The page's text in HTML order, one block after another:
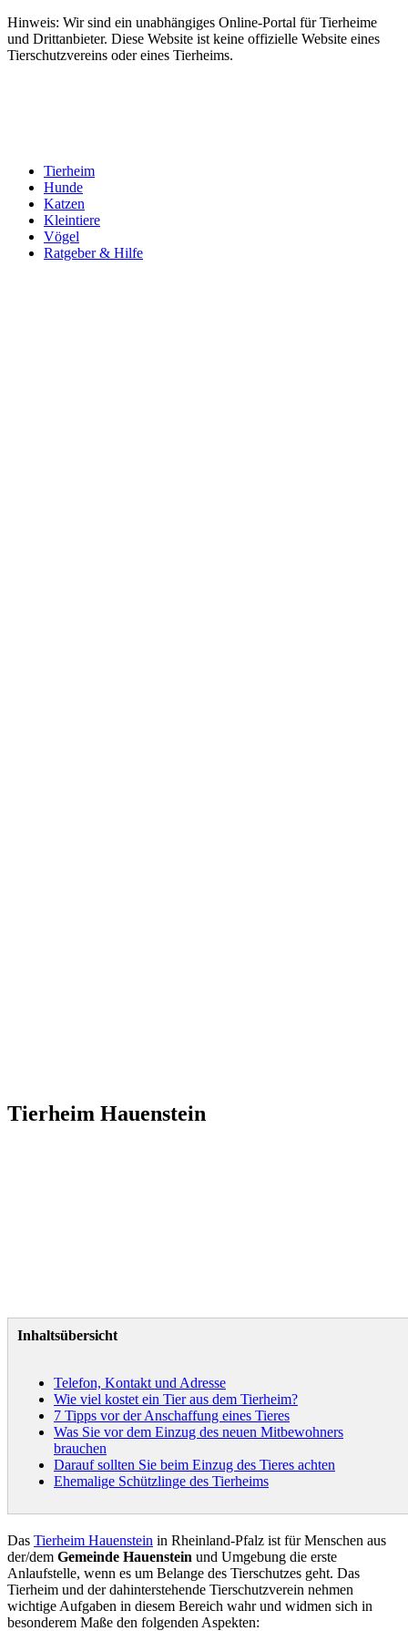
Hinweis: Wir sind ein unabhängiges Online-Portal für Tierheime
und Drittanbieter. Diese Website ist keine offizielle Website eines
Tierschutzvereins oder eines Tierheims.
Tierheim
Hunde
Katzen
Kleintiere
Vögel
Ratgeber & Hilfe
Tierheim Hauenstein
Inhaltsübersicht
Telefon, Kontakt und Adresse
Wie viel kostet ein Tier aus dem Tierheim?
7 Tipps vor der Anschaffung eines Tieres
Was Sie vor dem Einzug des neuen Mitbewohners
brauchen
Darauf sollten Sie beim Einzug des Tieres achten
Ehemalige Schützlinge des Tierheims
Das Tierheim Hauenstein in Rheinland-Pfalz ist für Menschen aus
der/dem Gemeinde Hauenstein und Umgebung die erste
Anlaufstelle, wenn es um Belange des Tierschutzes geht. Das
Tierheim und der dahinterstehende Tierschutzverein nehmen
wichtige Aufgaben in diesem Bereich wahr und widmen sich in
besonderem Maße den folgenden Aspekten: